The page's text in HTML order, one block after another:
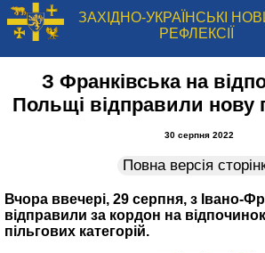
ЗАХІДНО-УКРАЇНСЬКІ
РЕФЛЕКСІЇ
З Франківська на
Польщі відправили нову
30 серпня 2022
Повна версія
Вчора ввечері, 29 серпня, з Івано-
відправили за кордон на
пільгових категорій.